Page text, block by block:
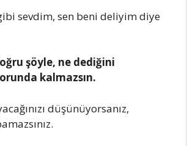
sevdim, sen beni deliyim diye
şöyle, ne dediğini
kalmazsın.
düşünüyorsanız,